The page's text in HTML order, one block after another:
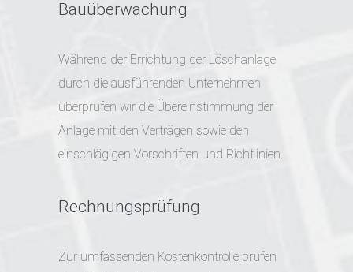
Bauüberwachung
Während der Errichtung der Löschanlage
durch die ausführenden Unternehmen
überprüfen wir die Übereinstimmung der
Anlage mit den Verträgen sowie den
einschlägigen Vorschriften und Richtlinien.
Rechnungsprüfung
Zur umfassenden Kostenkontrolle prüfen